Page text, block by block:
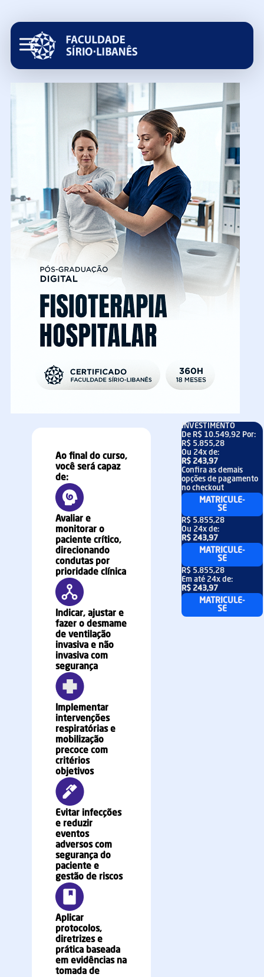
Ao final do curso,
você será capaz
de:
Avaliar e
monitorar o
paciente crítico,
direcionando
condutas por
prioridade clínica
Indicar, ajustar e
fazer o desmame
de ventilação
invasiva e não
invasiva com
segurança
Implementar
intervenções
respiratórias e
mobilização
precoce com
critérios
objetivos
Evitar infecções
e reduzir
eventos
adversos com
segurança do
paciente e
gestão de riscos
Aplicar
protocolos,
diretrizes e
prática baseada
em evidências na
tomada de
INVESTIMENTO
De R$ 10.549,92 Por:
R$ 5.855,28
Ou 24x de:
R$ 243,97
Confira as demais
opções de pagamento
no checkout
MATRICULE-
SE
R$ 5.855,28
Ou 24x de:
R$ 243,97
MATRICULE-
SE
R$ 5.855,28
Em até 24x de:
R$ 243,97
MATRICULE-
SE